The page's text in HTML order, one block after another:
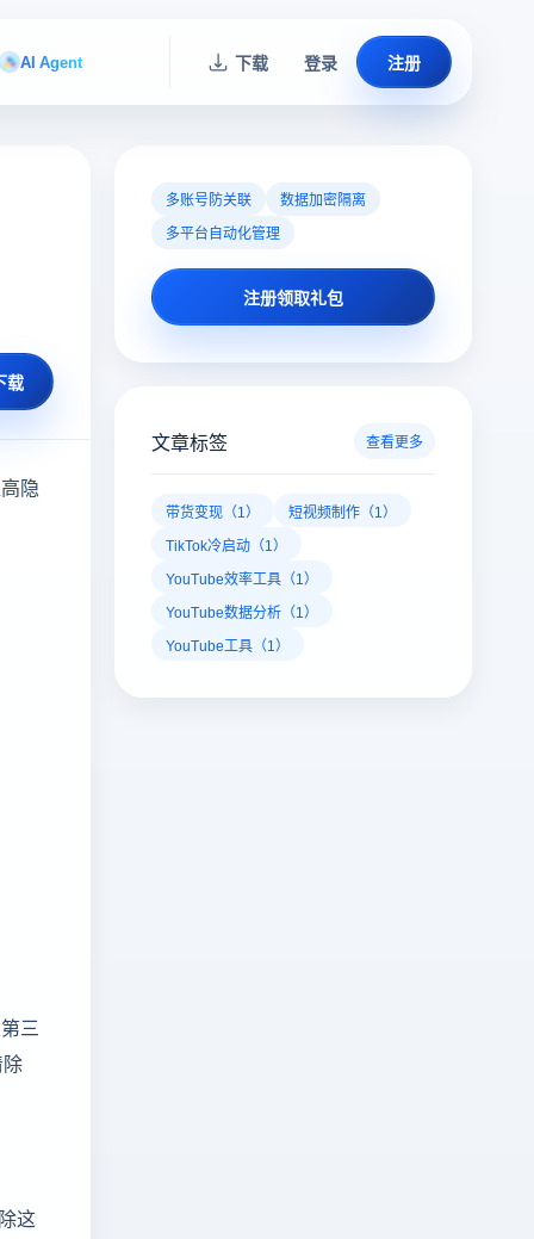
AI Agent 下载 登录 注册
载
隐
三
这
多账号防关联
数据加密隔离
多平台自动化管理
注册领取礼包
文章标签 查看更多
带货变现（1）
短视频制作（1）
TikTok冷启动（1）
YouTube效率工具（1）
YouTube数据分析（1）
YouTube工具（1）